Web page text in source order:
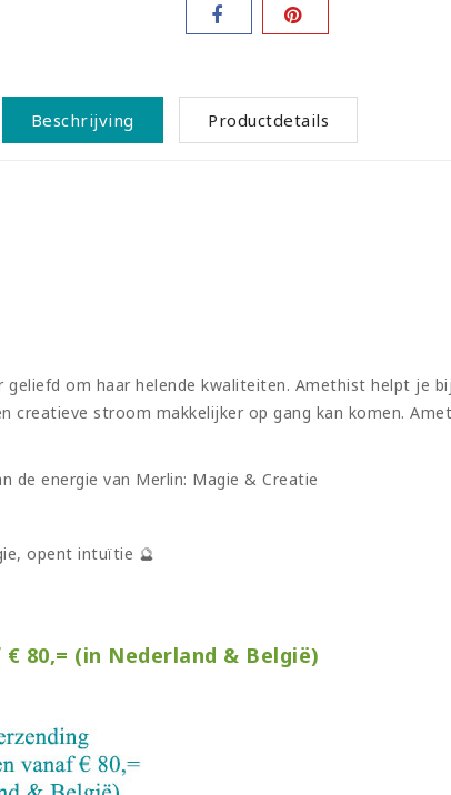
Beschrijving Productdetails
om haar helende kwaliteiten. Amethist helpt je
stroom makkelijker op gang kan komen.
de energie van Merlin: Magie & Creatie
opent intuïtie 🔮
80,= (in Nederland & België)